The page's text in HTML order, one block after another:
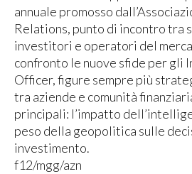
annuale promosso
Relations, punto di incontro tra
investitori e operatori del
confronto le nuove sfide per gli
Officer, figure sempre più
tra aziende e comunità
principali: l’impatto
peso della geopolitica sulle
investimento.
f12/mgg/azn